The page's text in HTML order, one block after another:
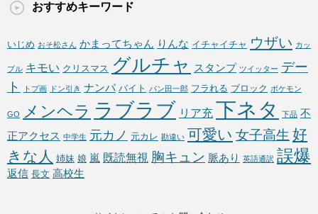
おすすめキーワード
いじめ おそ松さん かまってちゃん りんな イチャイチャ ウザい カッ
プル キモい クリスマス グルチャ スタンプ ツイッター デー
ト
トプ画 ドン引き ナンパ バイト パン田一郎 フラれる ブロック ポケモン
GO メンヘラ ラブラブ リア充 下ネタ 下品 不
正アクセス 中学生 元カノ 元カレ 勘違い 可愛い 女子高生 好
きな人 姉妹 娘 嵐 既読無視 胸キュン 脈あり 英語通訳 誤爆
返信 長文 高校生